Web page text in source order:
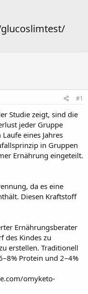
#1
Studie zeigt, sind die
jeder Gruppe
eines Jahres
in Gruppen
Ernährung eingeteilt.
da es eine
Diesen Kraftstoff
Ernährungsberater
des Kindes zu
erstellen. Traditionell
Protein und 2–4%
omyketo-